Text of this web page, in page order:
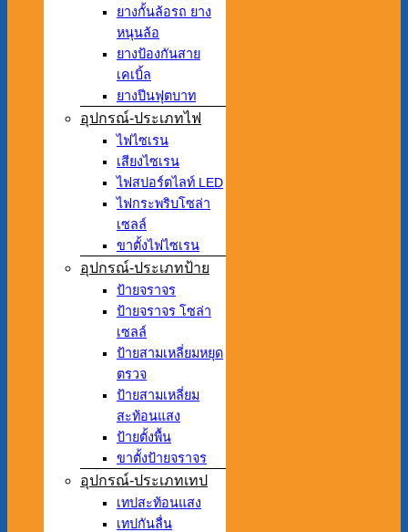
ยางกั้นล้อรถ ยาง
หนุนล้อ
ยางป้องกันสาย
เคเบิ้ล
ยางปีนฟุตบาท
อุปกรณ์-ประเภทไฟ
ไฟไซเรน
เสียงไซเรน
ไฟสปอร์ตไลท์ LED
ไฟกระพริบโซล่า
เซลล์
ขาตั้งไฟไซเรน
อุปกรณ์-ประเภทป้าย
ป้ายจราจร
ป้ายจราจร โซล่า
เซลล์
ป้ายสามเหลี่ยมหยุด
ตรวจ
ป้ายสามเหลี่ยม
สะท้อนแสง
ป้ายตั้งพื้น
ขาตั้งป้ายจราจร
อุปกรณ์-ประเภทเทป
เทปสะท้อนแสง
เทปกันลื่น